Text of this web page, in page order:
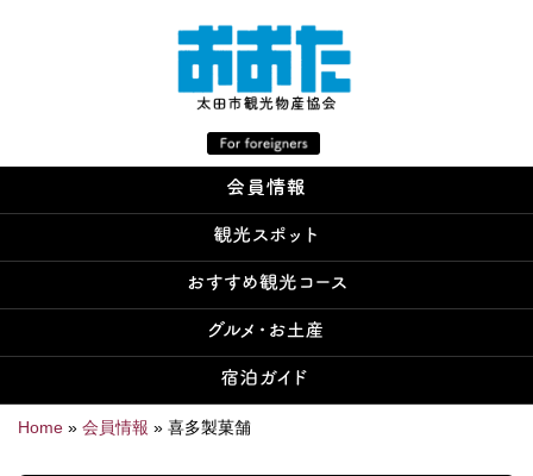
Home » 会員情報 » 喜多製菓舗